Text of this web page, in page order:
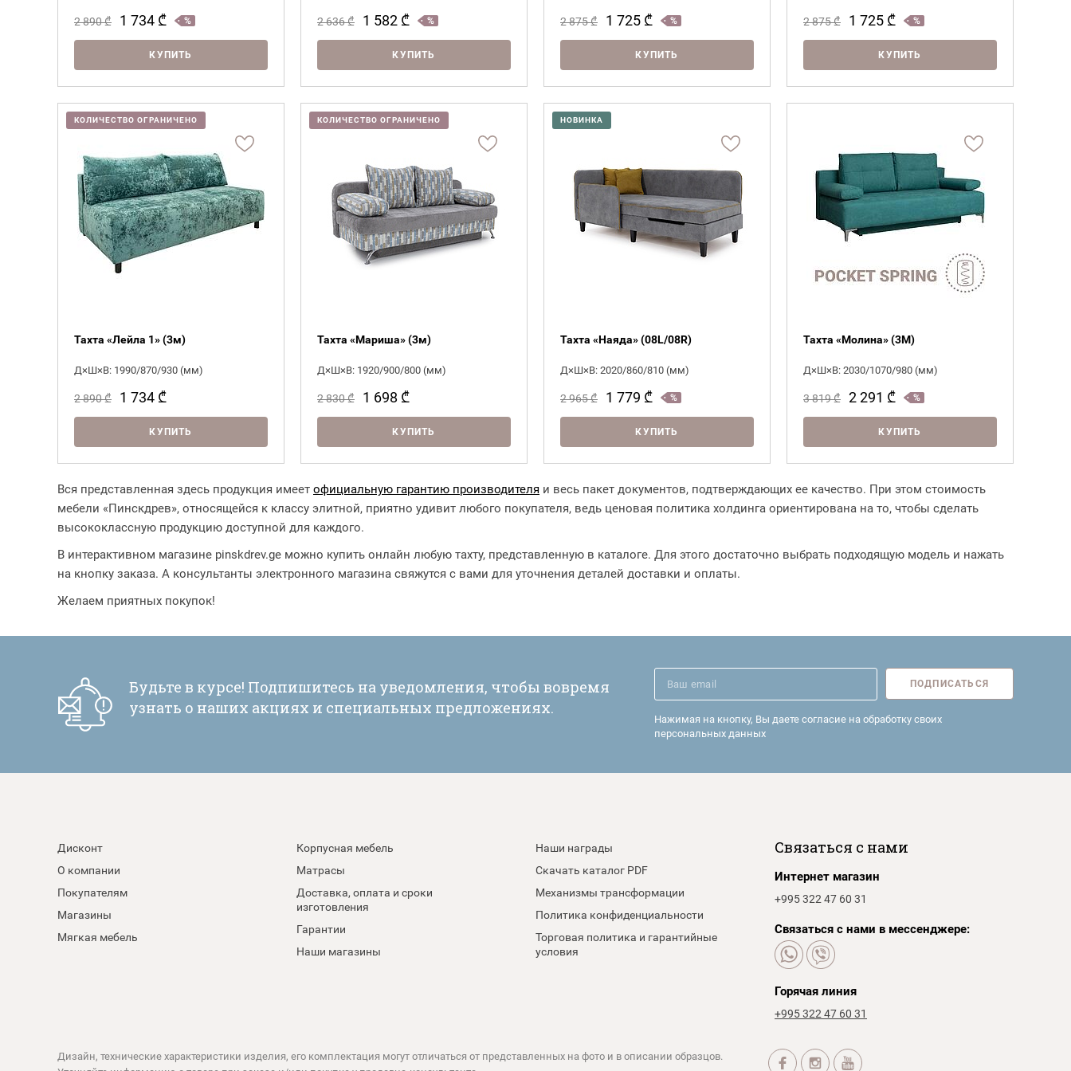
2 890₾ 1 734 ₾
КУПИТЬ
2 636₾ 1 582 ₾
КУПИТЬ
2 875₾ 1 725 ₾
КУПИТЬ
2 875₾ 1 725 ₾
КУПИТЬ
КОЛИЧЕСТВО ОГРАНИЧЕНО
Тахта «Лейла 1» (3м)
Д×Ш×В: 1990/870/930 (мм)
2 890₾ 1 734 ₾
КУПИТЬ
КОЛИЧЕСТВО ОГРАНИЧЕНО
Тахта «Мариша» (3м)
Д×Ш×В: 1920/900/800 (мм)
2 830₾ 1 698 ₾
КУПИТЬ
НОВИНКА
Тахта «Наяда» (08L/08R)
Д×Ш×В: 2020/860/810 (мм)
2 965₾ 1 779 ₾
КУПИТЬ
Тахта «Молина» (3М)
Д×Ш×В: 2030/1070/980 (мм)
3 819₾ 2 291 ₾
КУПИТЬ
Вся представленная здесь продукция имеет официальную гарантию производителя и весь пакет документов, подтверждающих ее качество. При этом стоимость
мебели «Пинскдрев», относящейся к классу элитной, приятно удивит любого покупателя, ведь ценовая политика холдинга ориентирована на то, чтобы сделать
высококлассную продукцию доступной для каждого.
В интерактивном магазине pinskdrev.ge можно купить онлайн любую тахту, представленную в каталоге. Для этого достаточно выбрать подходящую модель и нажать
на кнопку заказа. А консультанты электронного магазина свяжутся с вами для уточнения деталей доставки и оплаты.
Желаем приятных покупок!
Будьте в курсе! Подпишитесь на уведомления, чтобы вовремя
узнать о наших акциях и специальных предложениях.
ПОДПИСАТЬСЯ
Нажимая на кнопку, Вы даете согласие на обработку своих
персональных данных
Дисконт
О компании
Покупателям
Магазины
Мягкая мебель
Корпусная мебель
Матрасы
Доставка, оплата и сроки
изготовления
Гарантии
Наши магазины
Наши награды
Скачать каталог PDF
Механизмы трансформации
Политика конфиденциальности
Торговая политика и гарантийные
условия
Связаться с нами
Интернет магазин
+995 322 47 60 31
Связаться с нами в мессенджере:
Горячая линия
+995 322 47 60 31
Дизайн, технические характеристики изделия, его комплектация могут отличаться от представленных на фото и в описании образцов.